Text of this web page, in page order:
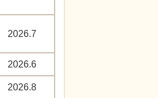
2026.7
2026.6
2026.8